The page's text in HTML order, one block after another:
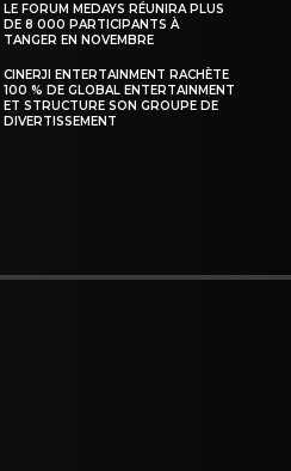
LE FORUM MEDAYS RÉUNIRA PLUS
DE 8 000 PARTICIPANTS À
TANGER EN NOVEMBRE
CINERJI ENTERTAINMENT RACHÈTE
100 % DE GLOBAL ENTERTAINMENT
ET STRUCTURE SON GROUPE DE
DIVERTISSEMENT